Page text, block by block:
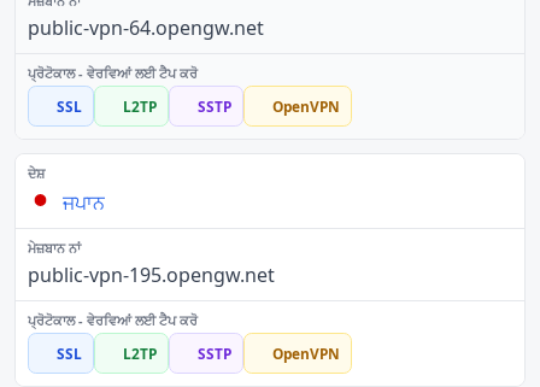
public-vpn-64.opengw.net
SSL L2TP SSTP OpenVPN
ਜਪਾਨ
public-vpn-195.opengw.net
SSL L2TP SSTP OpenVPN